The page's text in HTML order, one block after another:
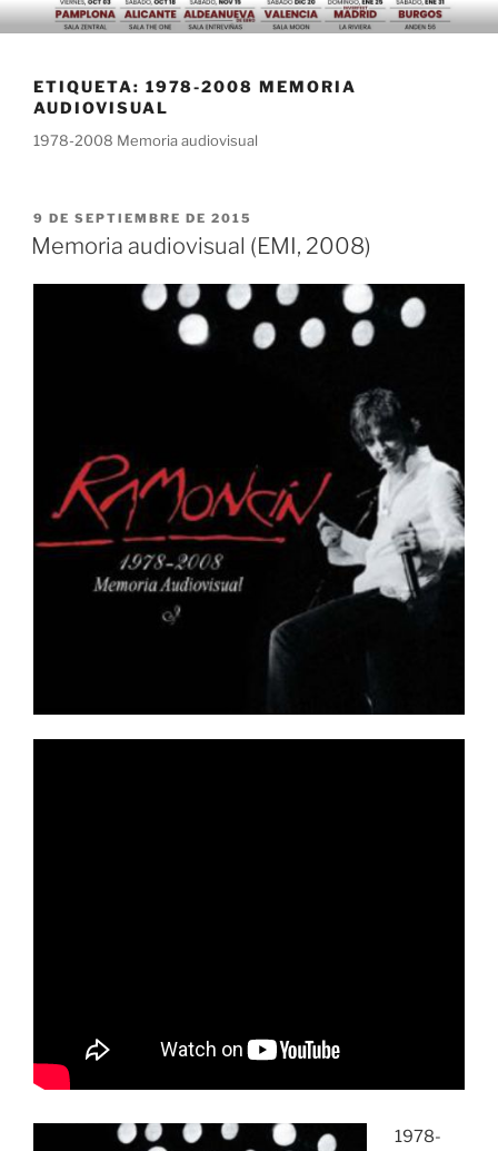
Saltar
al
ETIQUETA: 1978-2008 MEMORIA
AUDIOVISUAL
1978-2008 Memoria audiovisual
PUBLICADO
EL
9 DE SEPTIEMBRE DE 2015
Memoria audiovisual (EMI, 2008)
1978-